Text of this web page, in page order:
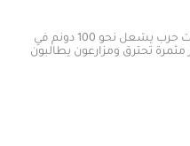
تفجير مخلفات حرب يشعل نحو 100 دونم في
يطالبون